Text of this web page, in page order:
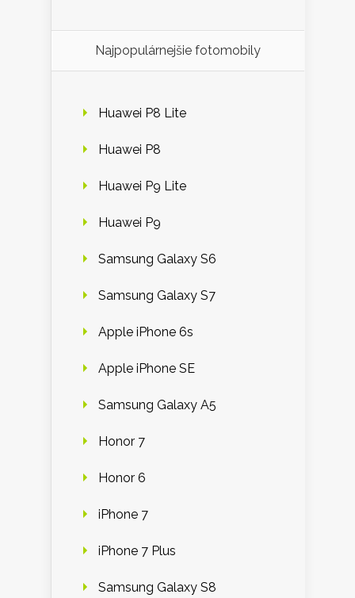
Najpopulárnejšie fotomobily
Huawei P8 Lite
Huawei P8
Huawei P9 Lite
Huawei P9
Samsung Galaxy S6
Samsung Galaxy S7
Apple iPhone 6s
Apple iPhone SE
Samsung Galaxy A5
Honor 7
Honor 6
iPhone 7
iPhone 7 Plus
Samsung Galaxy S8